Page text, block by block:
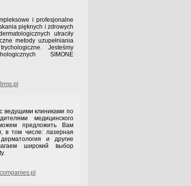
i profesjonalne
pięknych i zdrowych
utraciły
metody uzupełniania
Jesteśmy
SIMONE
ведущими клиниками по
медицинского
предложить Вам
в том числе: лазерная
и другие
широкий выбор